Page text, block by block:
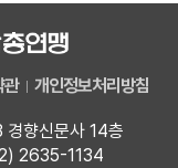
관 개인정보처리방침
향신문사 14층
2635-1134